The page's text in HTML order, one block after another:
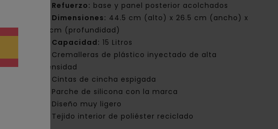
Refuerzo: base y panel posterior acolchados
Dimensiones: 44.5 cm (alto) x 26.5 cm (ancho) x
11 cm (profundidad)
Capacidad: 15 Litros
Cremalleras de plástico inyectado de alta
densidad
Cintas de cincha espigada
Parche de silicona con la marca
Diseño muy ligero
Tejido interior de poliéster reciclado